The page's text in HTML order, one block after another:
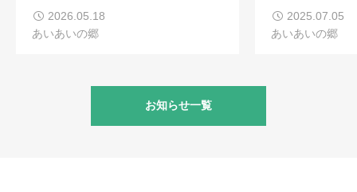
2026.05.18
あいあいの郷
2025.07.05
あいあいの郷
お知らせ一覧